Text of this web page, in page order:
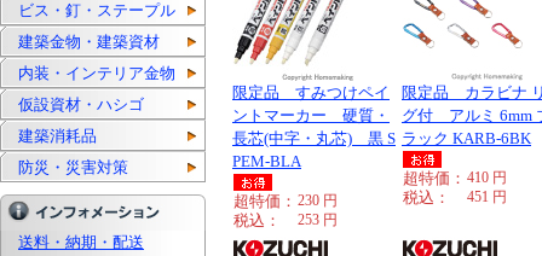
ビス・釘・ステープル
建築金物・建築資材
内装・インテリア金物
仮設資材・ハシゴ
建築消耗品
防災・災害対策
送料・納期・配送
限定品 すみつけペイ
ントマーカー 硬質・
長芯(中字・丸芯) 黒 S
PEM-BLA
超特価： 230 円
税込： 253 円
限定品 カラビナ
グ付 アルミ 6mm
ラック KARB-6BK
超特価： 410 円
税込： 451 円